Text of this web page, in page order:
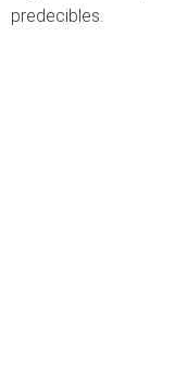
predecibles.